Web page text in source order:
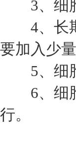
3、细胞
4、长期
要加入少
5、细胞
6、细胞
行。